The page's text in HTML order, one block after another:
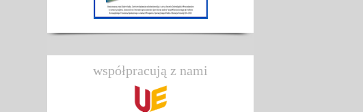
współpracują z nami